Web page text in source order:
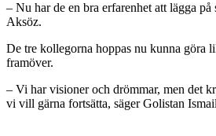
– Nu har de en bra erfarenhet att lägga
Aksöz.
De tre kollegorna hoppas nu kunna göra
framöver.
– Vi har visioner och drömmar, men det
vi vill gärna fortsätta, säger Golistan